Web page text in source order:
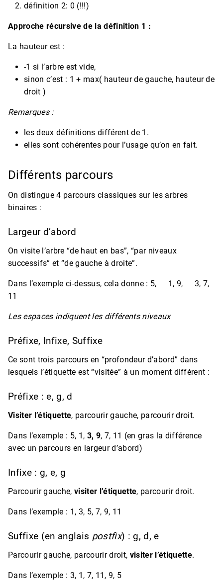
définition 2: 0 (!!!)
Approche récursive de la définition 1 :
La hauteur est :
-1 si l’arbre est vide,
sinon c’est : 1 + max( hauteur de gauche, hauteur de
droit )
Remarques :
les deux définitions différent de 1.
elles sont cohérentes pour l’usage qu’on en fait.
Différents parcours
On distingue 4 parcours classiques sur les arbres
binaires :
Largeur d’abord
On visite l’arbre “de haut en bas”, “par niveaux
successifs” et “de gauche à droite”.
Dans l’exemple ci-dessus, cela donne : 5, 1, 9,
3, 7,
11
Les espaces indiquent les différents niveaux
Préfixe, Infixe, Suffixe
Ce sont trois parcours en “profondeur d’abord” dans
lesquels l’étiquette est “visitée” à un moment différent :
Préfixe : e, g, d
Visiter l’étiquette, parcourir gauche, parcourir droit.
Dans l’exemple : 5, 1, 3, 9, 7, 11 (en gras la différence
avec un parcours en largeur d’abord)
Infixe : g, e, g
Parcourir gauche, visiter l’étiquette, parcourir droit.
Dans l’exemple : 1, 3, 5, 7, 9, 11
Suffixe (en anglais postfix) : g, d, e
Parcourir gauche, parcourir droit, visiter l’étiquette.
Dans l’exemple : 3, 1, 7, 11, 9, 5